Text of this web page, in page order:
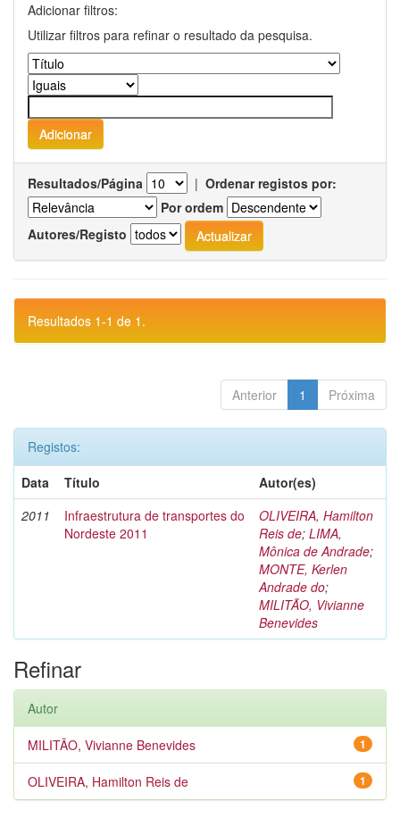
Adicionar filtros:
Utilizar filtros para refinar o resultado da pesquisa.
Resultados/Página | Ordenar registos por:
Por ordem
Autores/Registo
Resultados 1-1 de 1.
Anterior 1 Próxima
Registos:
Data
Título
Autor(es)
2011
Infraestrutura de transportes do
Nordeste 2011
OLIVEIRA, Hamilton
Reis de; LIMA,
Mônica de Andrade;
MONTE, Kerlen
Andrade do;
MILITÃO, Vivianne
Benevides
Refinar
Autor
1
MILITÃO, Vivianne Benevides
1
OLIVEIRA, Hamilton Reis de